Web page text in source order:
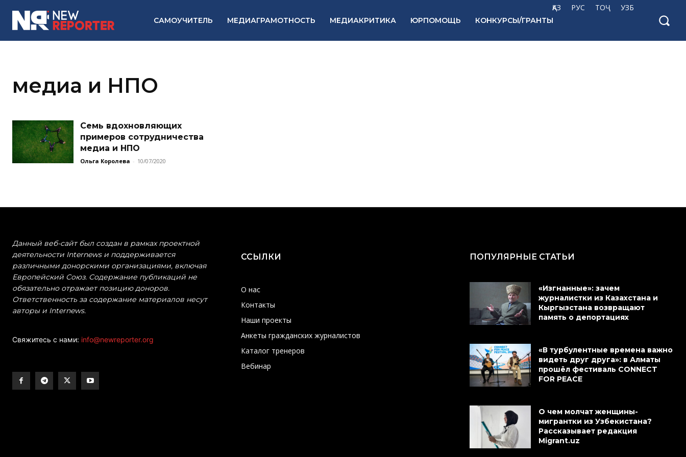
ҚАЗ РУС ТОҶ УЗБ
САМОУЧИТЕЛЬ МЕДИАГРАМОТНОСТЬ МЕДИАКРИТИКА ЮРПОМОЩЬ КОНКУРСЫ/ГРАНТЫ
медиа и НПО
Семь вдохновляющих
примеров сотрудничества
медиа и НПО
Ольга Королева - 10/07/2020
Данный веб-сайт был создан в рамках проектной
деятельности Internews и поддерживается
различными донорскими организациями, включая
Европейский Союз. Содержание публикаций не
обязательно отражает позицию доноров.
Ответственность за содержание материалов несут
авторы и Internews.
Свяжитесь с нами: info@newreporter.org
ССЫЛКИ
О нас
Контакты
Наши проекты
Анкеты гражданских журналистов
Каталог тренеров
Вебинар
ПОПУЛЯРНЫЕ СТАТЬИ
«Изгнанные»: зачем
журналистки из Казахстана и
Кыргызстана возвращают
память о депортациях
«В турбулентные времена важно
видеть друг друга»: в Алматы
прошёл фестиваль CONNECT
FOR PEACE
О чем молчат женщины-
мигрантки из Узбекистана?
Рассказывает редакция
Migrant.uz